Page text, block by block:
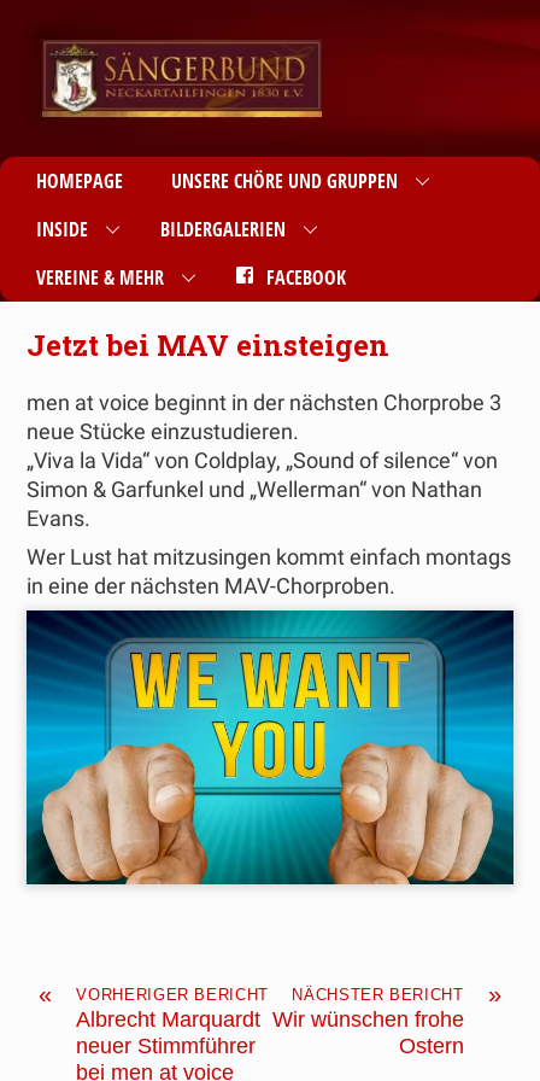
HOMEPAGE
UNSERE CHÖRE UND GRUPPEN
INSIDE
BILDERGALERIEN
VEREINE & MEHR
FACEBOOK
Jetzt bei MAV einsteigen
men at voice beginnt in der nächsten Chorprobe 3
neue Stücke einzustudieren.
„Viva la Vida“ von Coldplay, „Sound of silence“ von
Simon & Garfunkel und „Wellerman“ von Nathan
Evans.
Wer Lust hat mitzusingen kommt einfach montags
in eine der nächsten MAV-Chorproben.
« VORHERIGER BERICHT
Albrecht Marquardt
neuer Stimmführer
bei men at voice
»
NÄCHSTER BERICHT
Wir wünschen frohe
Ostern